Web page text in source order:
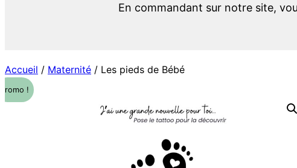
En commandant sur notre site,
Accueil / Maternité / Les pieds de Bébé
Promo !